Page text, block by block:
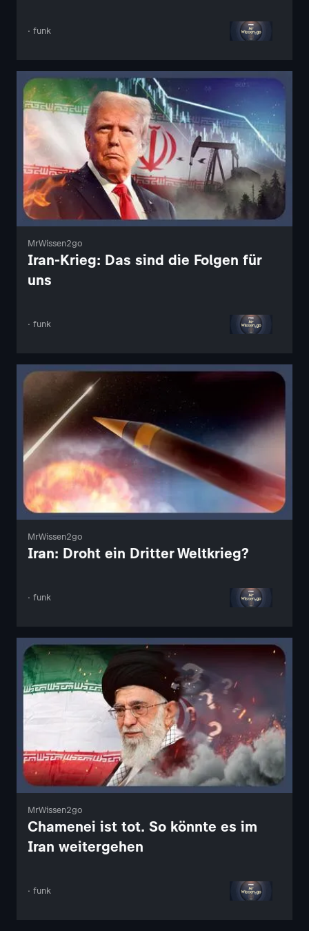
· funk
MrWissen2go
Iran-Krieg: Das sind die Folgen für
uns
· funk
MrWissen2go
Iran: Droht ein Dritter Weltkrieg?
· funk
MrWissen2go
Chamenei ist tot. So könnte es im
Iran weitergehen
· funk